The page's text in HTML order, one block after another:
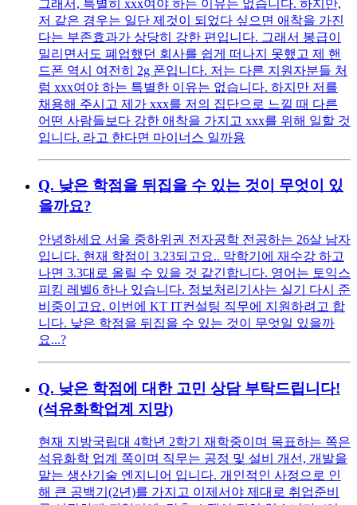
그래서, 특별히 xxx여야 하는 이유는 없습니다. 하지만,
저 같은 경우는 일단 제것이 되었다 싶으면 애착을 가진
다는 부존효과가 상당히 강한 편입니다. 그래서 봉급이
밀리면서도 폐업했던 회사를 쉽게 떠나지 못했고 제 핸
드폰 역시 여전히 2g 폰입니다. 저는 다른 지원자분들 처
럼 xxx여야 하는 특별한 이유는 없습니다. 하지만 저를
채용해 주시고 제가 xxx를 저의 집단으로 느낄 때 다른
어떤 사람들보다 강한 애착을 가지고 xxx를 위해 일할 것
입니다. 라고 한다면 마이너스 일까용
Q. 낮은 학점을 뒤집을 수 있는 것이 무엇이 있
을까요?
안녕하세요 서울 중하위권 전자공학 전공하는 26살 남자
입니다. 현재 학점이 3.23되고요.. 막학기에 재수강 하고
나면 3.3대로 올릴 수 있을 것 같긴합니다. 영어는 토익스
피킹 레벨6 하나 있습니다. 정보처리기사는 실기 다시 준
비중이고요. 이번에 KT IT컨설팅 직무에 지원하려고 합
니다. 낮은 학점을 뒤집을 수 있는 것이 무엇일 있을까
요...?
Q. 낮은 학점에 대한 고민 상담 부탁드립니다!
(석유화학업계 지망)
현재 지방국립대 4학년 2학기 재학중이며 목표하는 쪽은
석유화학 업계 쪽이며 직무는 공정 및 설비 개선, 개발을
맡는 생산기술 엔지니어 입니다. 개인적인 사정으로 인
해 큰 공백기(2년)를 가지고 이제서야 제대로 취업준비